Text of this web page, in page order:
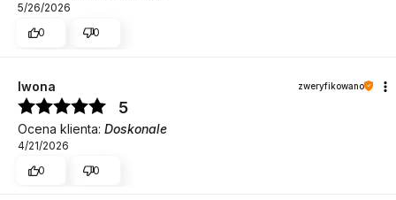
5/26/2026
0
0
Iwona zweryfikowano
5
Ocena klienta: Doskonale
4/21/2026
0
0